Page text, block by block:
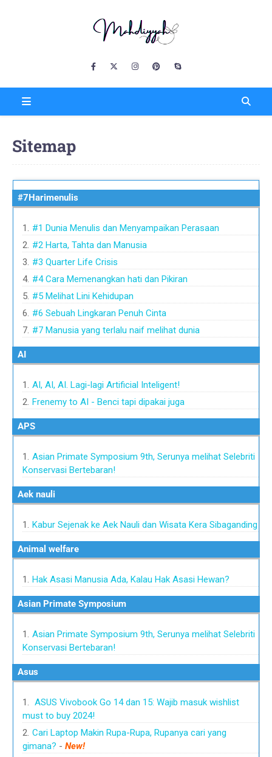
Sitemap
#7Harimenulis
#1 Dunia Menulis dan Menyampaikan Perasaan
#2 Harta, Tahta dan Manusia
#3 Quarter Life Crisis
#4 Cara Memenangkan hati dan Pikiran
#5 Melihat Lini Kehidupan
#6 Sebuah Lingkaran Penuh Cinta
#7 Manusia yang terlalu naif melihat dunia
AI
AI, AI, AI. Lagi-lagi Artificial Inteligent!
Frenemy to AI - Benci tapi dipakai juga
APS
Asian Primate Symposium 9th, Serunya melihat Selebriti
Konservasi Bertebaran!
Aek nauli
Kabur Sejenak ke Aek Nauli dan Wisata Kera Sibaganding
Animal welfare
Hak Asasi Manusia Ada, Kalau Hak Asasi Hewan?
Asian Primate Symposium
Asian Primate Symposium 9th, Serunya melihat Selebriti
Konservasi Bertebaran!
Asus
ASUS Vivobook Go 14 dan 15: Wajib masuk wishlist
must to buy 2024!
Cari Laptop Makin Rupa-Rupa, Rupanya cari yang
gimana? -New!